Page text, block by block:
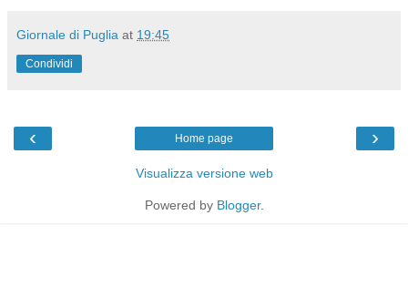
Giornale di Puglia at 19:45
Condividi
‹ ›
Home page
Visualizza versione web
Powered by Blogger.